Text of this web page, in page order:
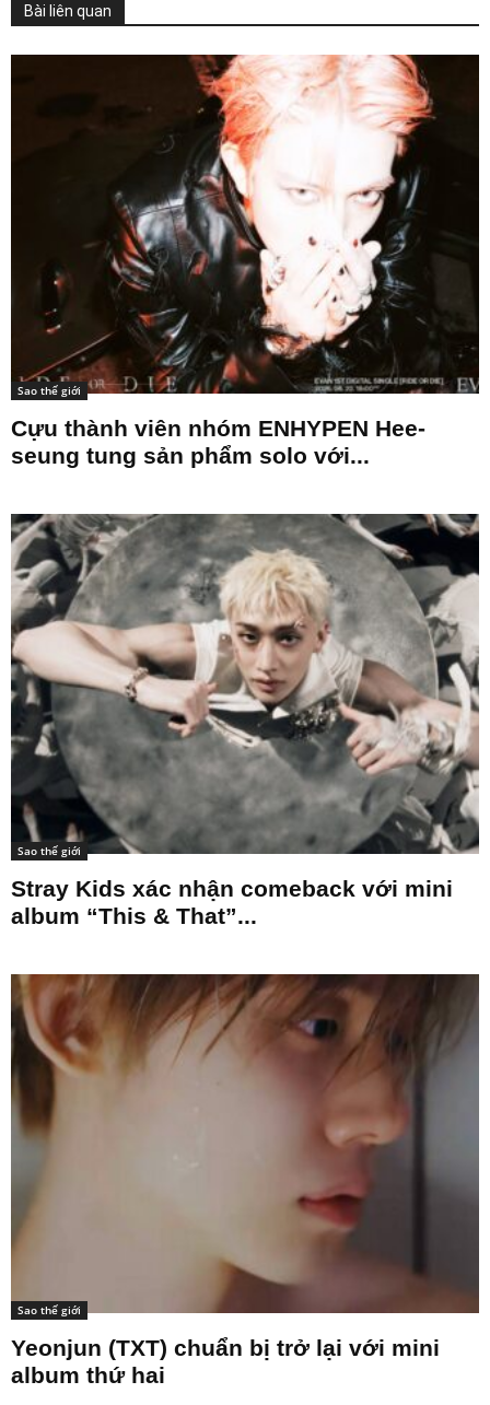
Bài liên quan
Sao thế giới
Cựu thành viên nhóm ENHYPEN Hee-
seung tung sản phẩm solo với...
Sao thế giới
Stray Kids xác nhận comeback với mini
album “This & That”...
Sao thế giới
Yeonjun (TXT) chuẩn bị trở lại với mini
album thứ hai